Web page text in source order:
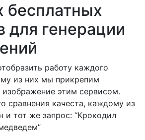
бесплатных
для генерации
работу каждого
из них мы прикрепим
изображение этим сервисом.
сравнения качеста, каждому из
и тот же запрос: “Крокодил